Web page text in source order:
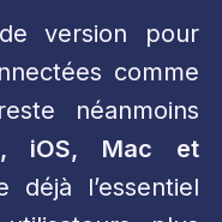
version pour
comme
néanmoins
iOS, Mac et
l’essentiel